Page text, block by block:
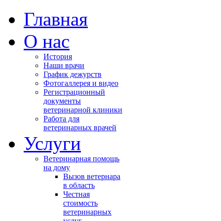
Главная
О нас
История
Наши врачи
График дежурств
Фотогаллерея и видео
Регистрационный
документы
ветеринарной клиники
Работа для
ветеринарных врачей
Услуги
Ветеринарная помощь
на дому
Вызов ветернара
в область
Честная
стоимость
ветеринарных